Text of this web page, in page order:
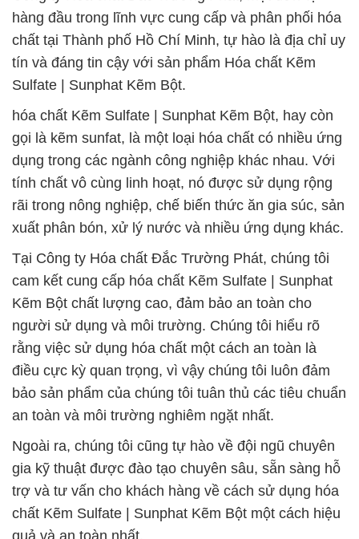
hàng đầu trong lĩnh vực cung cấp và phân phối hóa
chất tại Thành phố Hồ Chí Minh, tự hào là địa chỉ uy
tín và đáng tin cậy với sản phẩm Hóa chất Kẽm
Sulfate | Sunphat Kẽm Bột.
hóa chất Kẽm Sulfate | Sunphat Kẽm Bột, hay còn
gọi là kẽm sunfat, là một loại hóa chất có nhiều ứng
dụng trong các ngành công nghiệp khác nhau. Với
tính chất vô cùng linh hoạt, nó được sử dụng rộng
rãi trong nông nghiệp, chế biến thức ăn gia súc, sản
xuất phân bón, xử lý nước và nhiều ứng dụng khác.
Tại Công ty Hóa chất Đắc Trường Phát, chúng tôi
cam kết cung cấp hóa chất Kẽm Sulfate | Sunphat
Kẽm Bột chất lượng cao, đảm bảo an toàn cho
người sử dụng và môi trường. Chúng tôi hiểu rõ
rằng việc sử dụng hóa chất một cách an toàn là
điều cực kỳ quan trọng, vì vậy chúng tôi luôn đảm
bảo sản phẩm của chúng tôi tuân thủ các tiêu chuẩn
an toàn và môi trường nghiêm ngặt nhất.
Ngoài ra, chúng tôi cũng tự hào về đội ngũ chuyên
gia kỹ thuật được đào tạo chuyên sâu, sẵn sàng hỗ
trợ và tư vấn cho khách hàng về cách sử dụng hóa
chất Kẽm Sulfate | Sunphat Kẽm Bột một cách hiệu
quả và an toàn nhất.